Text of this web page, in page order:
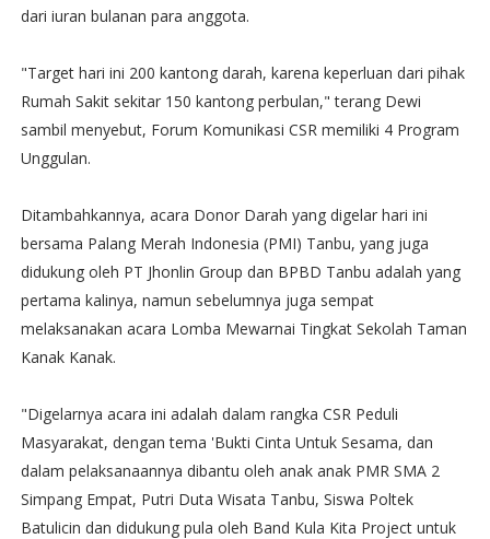
dari iuran bulanan para anggota.
"Target hari ini 200 kantong darah, karena keperluan dari pihak
Rumah Sakit sekitar 150 kantong perbulan," terang Dewi
sambil menyebut, Forum Komunikasi CSR memiliki 4 Program
Unggulan.
Ditambahkannya, acara Donor Darah yang digelar hari ini
bersama Palang Merah Indonesia (PMI) Tanbu, yang juga
didukung oleh PT Jhonlin Group dan BPBD Tanbu adalah yang
pertama kalinya, namun sebelumnya juga sempat
melaksanakan acara Lomba Mewarnai Tingkat Sekolah Taman
Kanak Kanak.
"Digelarnya acara ini adalah dalam rangka CSR Peduli
Masyarakat, dengan tema 'Bukti Cinta Untuk Sesama, dan
dalam pelaksanaannya dibantu oleh anak anak PMR SMA 2
Simpang Empat, Putri Duta Wisata Tanbu, Siswa Poltek
Batulicin dan didukung pula oleh Band Kula Kita Project untuk